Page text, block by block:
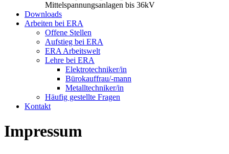
Mittelspannungsanlagen bis 36kV
Downloads
Arbeiten bei ERA
Offene Stellen
Aufstieg bei ERA
ERA Arbeitswelt
Lehre bei ERA
Elektrotechniker/in
Bürokauffrau/-mann
Metalltechniker/in
Häufig gestellte Fragen
Kontakt
Impressum